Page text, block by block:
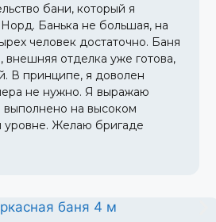
бани, который я
Банька не большая, на
человек достаточно. Баня
внешняя отделка уже готова,
В принципе, я доволен
не нужно. Я выражаю
выполнено на высоком
уровне. Желаю бригаде